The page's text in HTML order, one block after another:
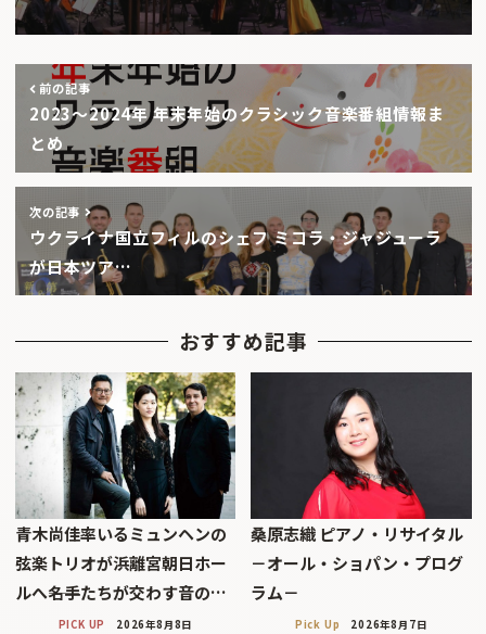
前の記事
2023〜2024年 年末年始のクラシック音楽番組情報ま
とめ
次の記事
ウクライナ国立フィルのシェフ ミコラ・ジャジューラ
が日本ツア…
おすすめ記事
青木尚佳率いるミュンヘンの
弦楽トリオが浜離宮朝日ホー
ルへ――名手たちが交わす音の…
PICK UP 2026年8月8日
桑原志織 ピアノ・リサイタル
－オール・ショパン・プログ
ラム－
Pick Up 2026年8月7日